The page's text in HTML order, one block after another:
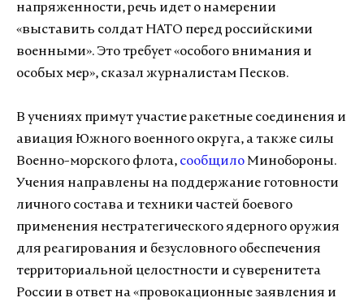
напряженности, речь идет о намерении
«выставить солдат НАТО перед российскими
военными». Это требует «особого внимания и
особых мер», сказал журналистам Песков.
В учениях примут участие ракетные соединения и
авиация Южного военного округа, а также силы
Военно-морского флота, сообщило Минобороны.
Учения направлены на поддержание готовности
личного состава и техники частей боевого
применения нестратегического ядерного оружия
для реагирования и безусловного обеспечения
территориальной целостности и суверенитета
России в ответ на «провокационные заявления и